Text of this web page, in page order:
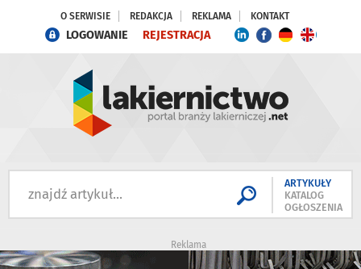
O SERWISIE REDAKCJA REKLAMA KONTAKT
LOGOWANIE REJESTRACJA
ARTYKUŁY
KATALOG
OGŁOSZENIA
Reklama